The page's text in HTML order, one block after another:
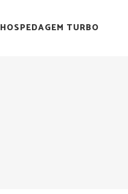
HOSPEDAGEM TURBO